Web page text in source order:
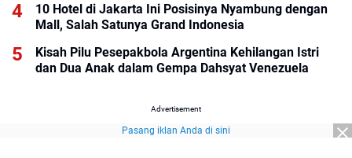
10 Hotel di Jakarta Ini Posisinya Nyambung dengan
Mall, Salah Satunya Grand Indonesia
Kisah Pilu Pesepakbola Argentina Kehilangan Istri
dan Dua Anak dalam Gempa Dahsyat Venezuela
Advertisement
Pasang iklan Anda di sini